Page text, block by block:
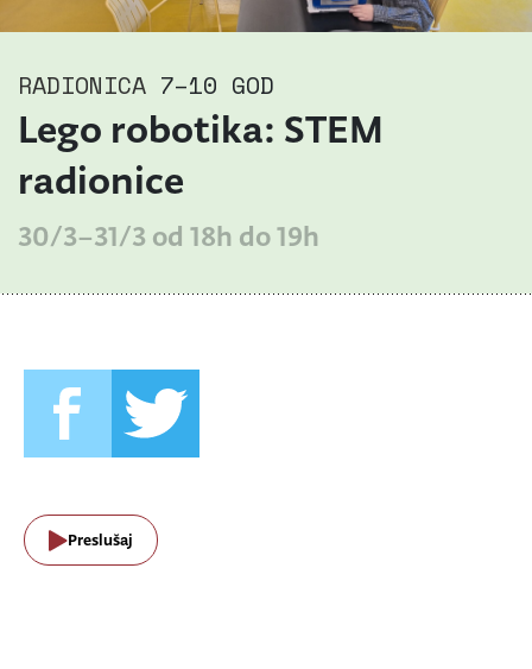
RADIONICA 7–10 GOD
Lego robotika: STEM
radionice
30/3–31/3 od 18h do 19h
Preslušaj